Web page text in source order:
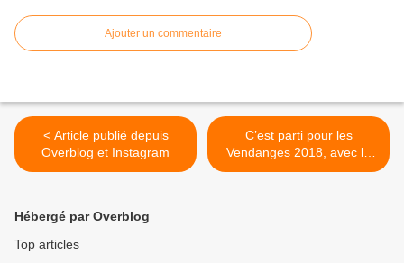
Ajouter un commentaire
< Article publié depuis
Overblog et Instagram
C’est parti pour les
Vendanges 2018, avec le
Viognier 2018 qui sera mis
Hébergé par Overblog
Top articles